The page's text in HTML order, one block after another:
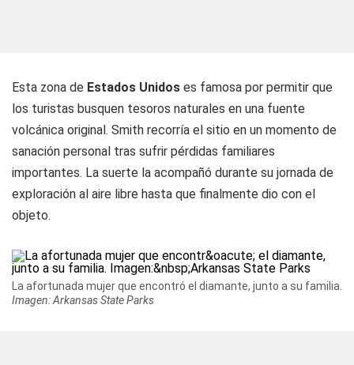
Esta zona de Estados Unidos es famosa por permitir que
los turistas busquen tesoros naturales en una fuente
volcánica original. Smith recorría el sitio en un momento de
sanación personal tras sufrir pérdidas familiares
importantes. La suerte la acompañó durante su jornada de
exploración al aire libre hasta que finalmente dio con el
objeto.
La afortunada mujer que encontró el diamante, junto a su familia.
Imagen: Arkansas State Parks